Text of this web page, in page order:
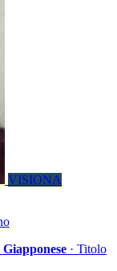
VISIONA
Giapponese · Titolo